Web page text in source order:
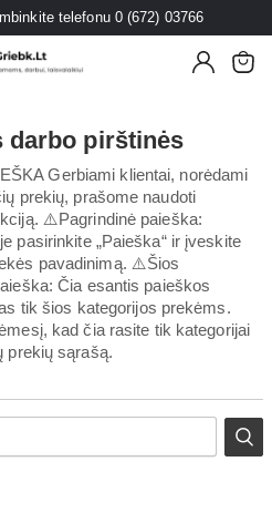
telefonu 0 (672) 03766
darbo pirštinės
Gerbiami klientai, norėdami
prekių, prašome naudoti
⚠️Pagrindinė paieška:
pasirinkite „Paieška“ ir įveskite
pavadinimą. ⚠️Šios
Čia esantis paieškos
tik šios kategorijos prekėms.
kad čia rasite tik kategorijai
prekių sąrašą.